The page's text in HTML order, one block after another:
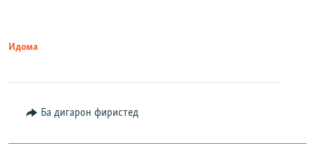
Идома
Ба дигарон фиристед